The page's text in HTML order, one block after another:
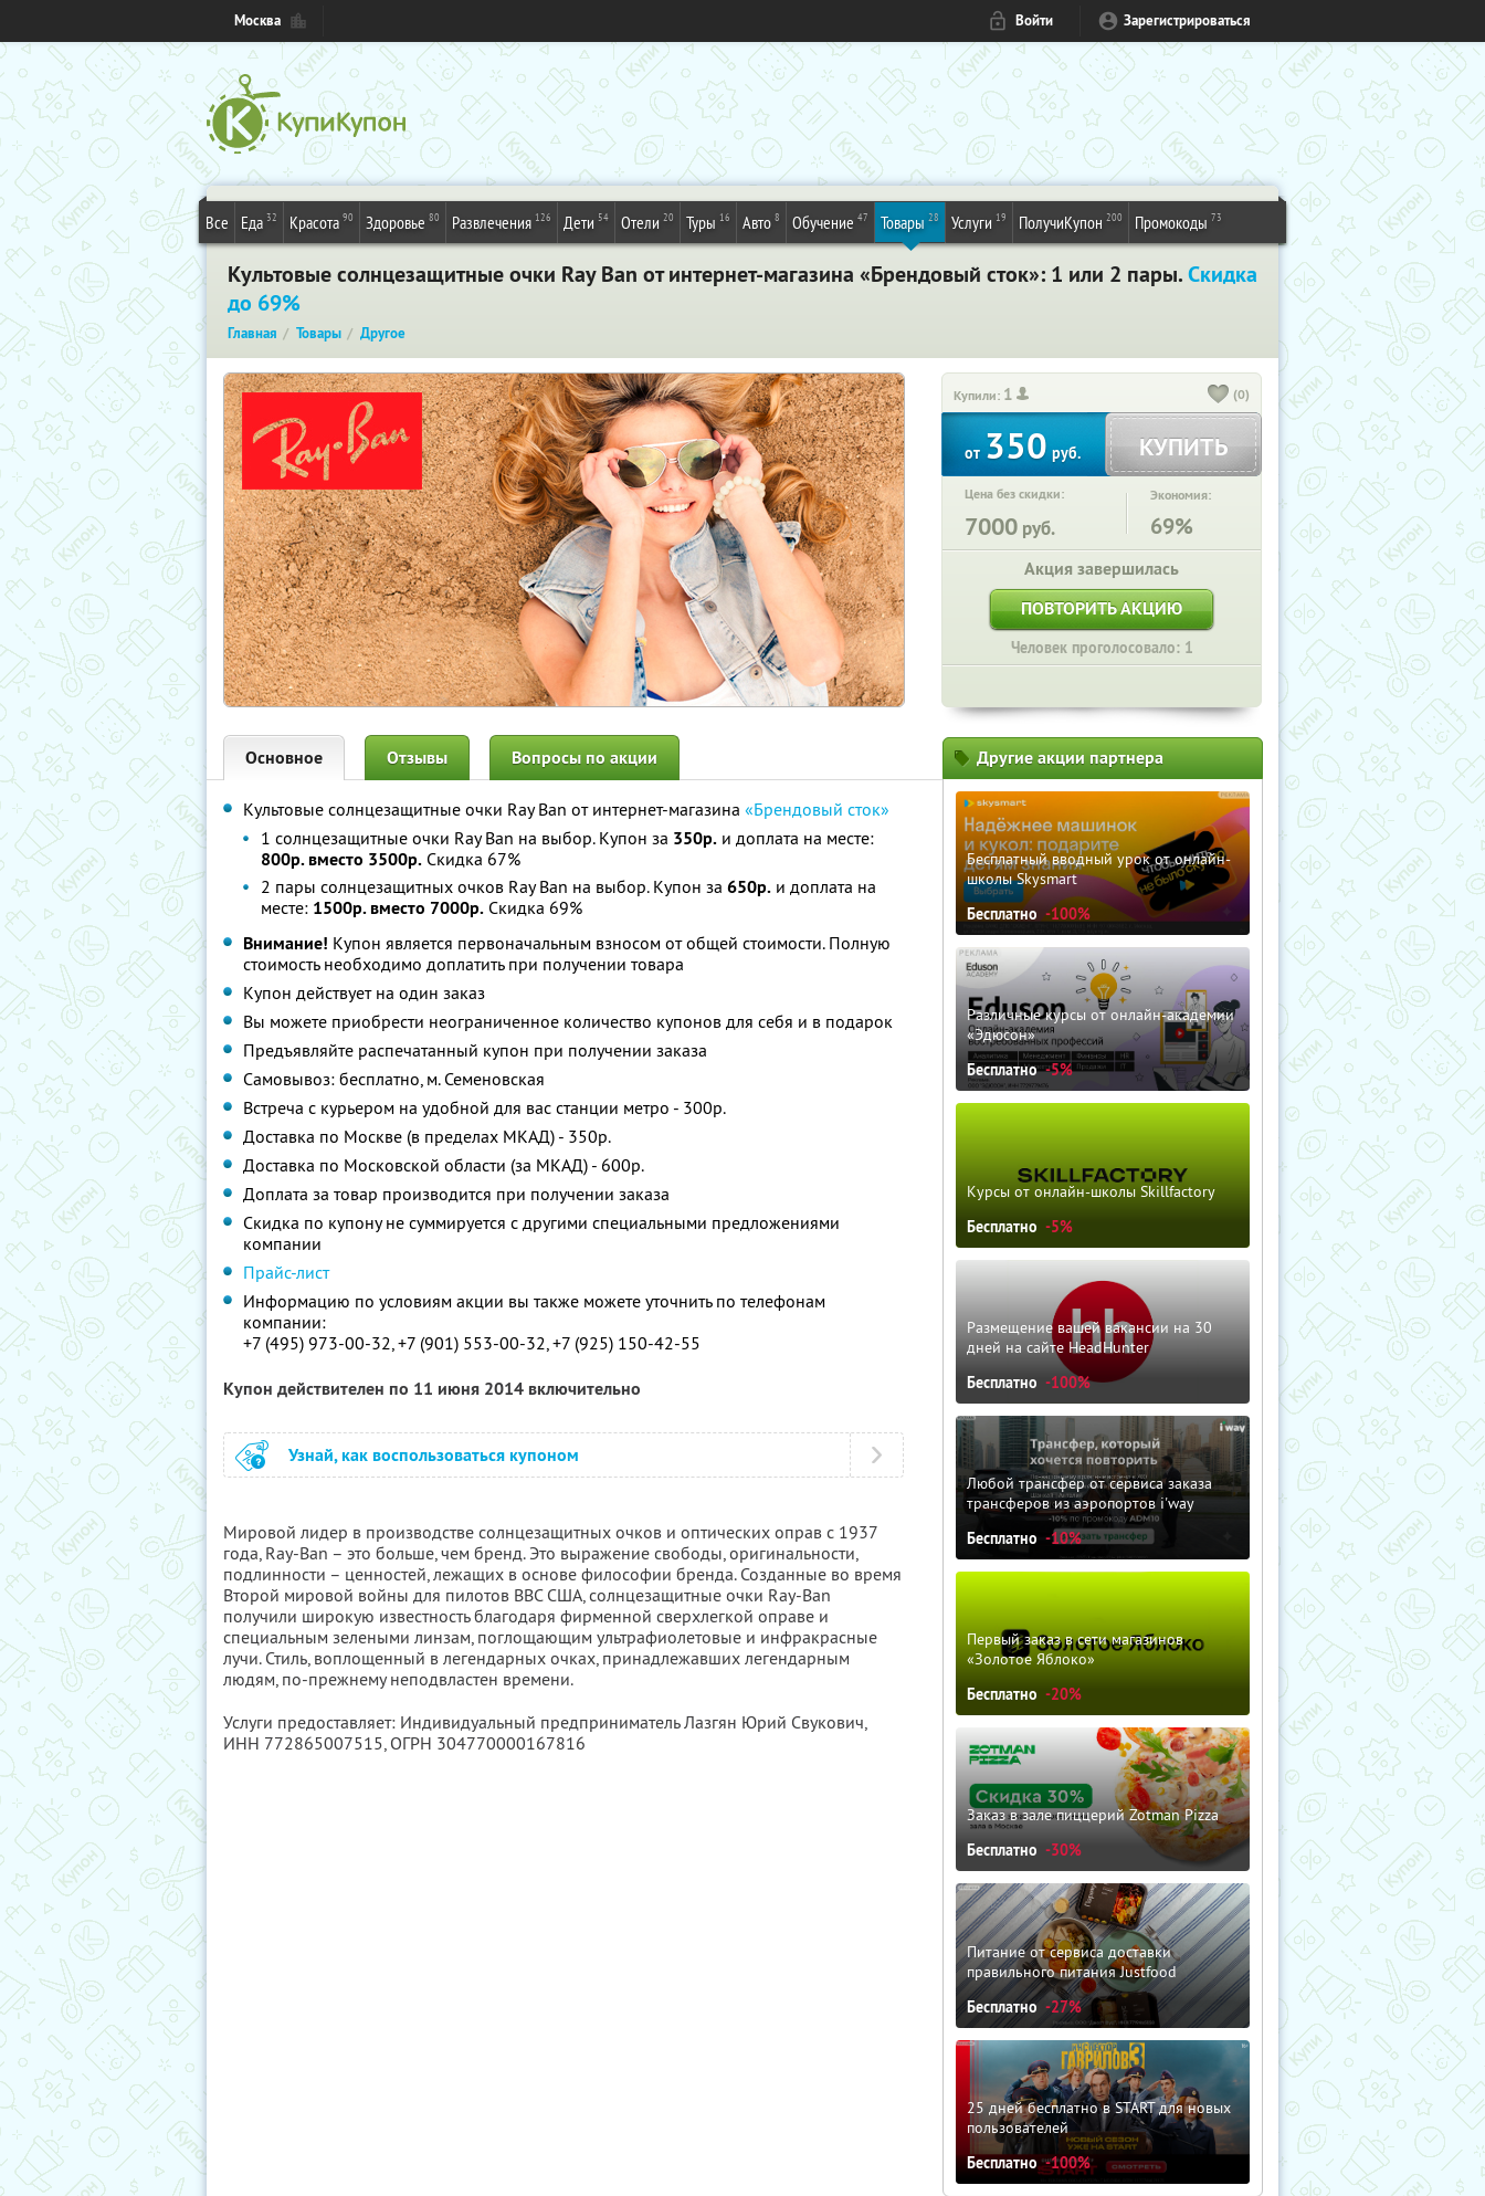
Москва Войти Зарегистрироваться
Все Еда 32 Красота 90 Здоровье 80 Развлечения 126 Дети 54 Отели 20 Туры 16 Авто 8 Обучение 47 Товары 28 Услуги 19 ПолучиКупон 200 Промокоды 73
Культовые солнцезащитные очки Ray Ban от интернет-магазина «Брендовый сток»: 1 или 2 пары.Скидка
до 69%
Главная Товары Другое
Купили: 1 (0)
от350руб. КУПИТЬ
Цена без скидки:
7000 руб.
Экономия:
69%
Акция завершилась
ПОВТОРИТЬ АКЦИЮ
Человек проголосовало: 1
Основное Отзывы Вопросы по акции
Культовые солнцезащитные очки Ray Ban от интернет-магазина «Брендовый сток»
1 солнцезащитные очки Ray Ban на выбор. Купон за 350р. и доплата на месте:
800р. вместо 3500р. Скидка 67%
2 пары солнцезащитных очков Ray Ban на выбор. Купон за 650р. и доплата на
месте: 1500р. вместо 7000р. Скидка 69%
Внимание! Купон является первоначальным взносом от общей стоимости. Полную
стоимость необходимо доплатить при получении товара
Купон действует на один заказ
Вы можете приобрести неограниченное количество купонов для себя и в подарок
Предъявляйте распечатанный купон при получении заказа
Самовывоз: бесплатно, м. Семеновская
Встреча с курьером на удобной для вас станции метро - 300р.
Доставка по Москве (в пределах МКАД) - 350р.
Доставка по Московской области (за МКАД) - 600р.
Доплата за товар производится при получении заказа
Скидка по купону не суммируется с другими специальными предложениями
компании
Прайс-лист
Информацию по условиям акции вы также можете уточнить по телефонам
компании:
+7 (495) 973-00-32, +7 (901) 553-00-32, +7 (925) 150-42-55
Купон действителен по 11 июня 2014 включительно
Узнай, как воспользоваться купоном
Мировой лидер в производстве солнцезащитных очков и оптических оправ с 1937
года, Ray-Ban – это больше, чем бренд. Это выражение свободы, оригинальности,
подлинности – ценностей, лежащих в основе философии бренда. Созданные во время
Второй мировой войны для пилотов ВВС США, солнцезащитные очки Ray-Ban
получили широкую известность благодаря фирменной сверхлегкой оправе и
специальным зелеными линзам, поглощающим ультрафиолетовые и инфракрасные
лучи. Стиль, воплощенный в легендарных очках, принадлежавших легендарным
людям, по-прежнему неподвластен времени.
Услуги предоставляет: Индивидуальный предприниматель Лазгян Юрий Свукович,
ИНН 772865007515, ОГРН 304770000167816
Другие акции партнера
Бесплатный вводный урок от онлайн-
школы Skysmart
Бесплатно -100%
Различные курсы от онлайн-академии
«Эдюсон»
Бесплатно -5%
Курсы от онлайн-школы Skillfactory
Бесплатно -5%
Размещение вашей вакансии на 30
дней на сайте HeadHunter
Бесплатно -100%
Любой трансфер от сервиса заказа
трансферов из аэропортов i'way
Бесплатно -10%
Первый заказ в сети магазинов
«Золотое Яблоко»
Бесплатно -20%
Заказ в зале пиццерий Zotman Pizza
Бесплатно -30%
Питание от сервиса доставки
правильного питания Justfood
Бесплатно -27%
25 дней бесплатно в START для новых
пользователей
Бесплатно -100%